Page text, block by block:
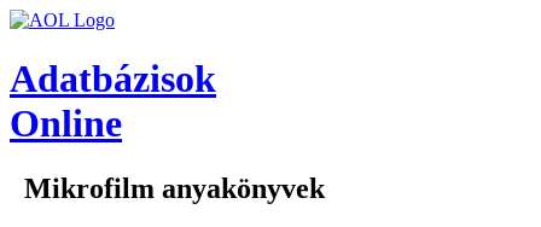
Adatbázisok
Online
Mikrofilm anyakönyvek